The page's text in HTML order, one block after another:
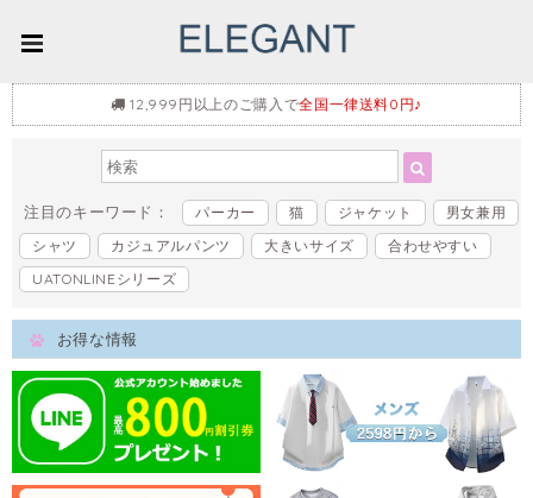
12,999円以上のご購入で全国一律送料0円♪
注目のキーワード： パーカー 猫 ジャケット
男女兼用
シャツ
カジュアルパンツ 大きいサイズ
合わせやすい
UATONLINEシリーズ
お得な情報